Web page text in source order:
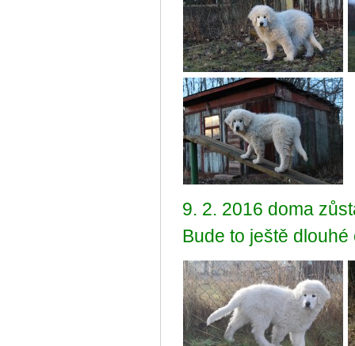
9. 2. 2016 doma
Bude to ještě